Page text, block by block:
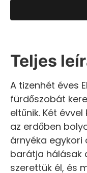
Teljes
A tizenhét éves
fürdőszobát
eltűnik. Két
az erdőben
árnyéka egykori
barátja hálásak
szerettük él, és